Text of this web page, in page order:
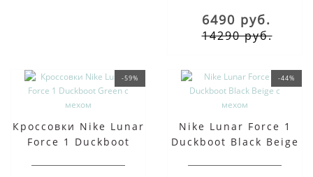
6490 руб.
14290 руб.
-59%
Кроссовки Nike Lunar
Force 1 Duckboot
-44%
Nike Lunar Force 1
Duckboot Black Beige